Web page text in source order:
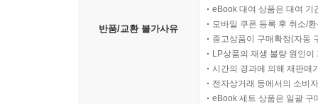
반품/교환 불가사유
eBook 대여 상품은 대여 기
모바일 쿠폰 등록 후 취소/
중고상품이 구매확정(자동
LP상품의 재생 불량 원인
시간의 경과에 의해 재판매
전자상거래 등에서의 소비
eBook 세트 상품은 일괄 구